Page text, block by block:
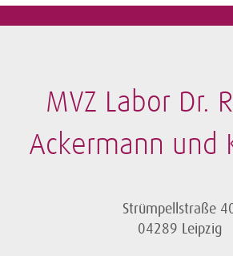
MVZ Labor Dr.
Ackermann und
Strümpellstraße
04289 Leipzig